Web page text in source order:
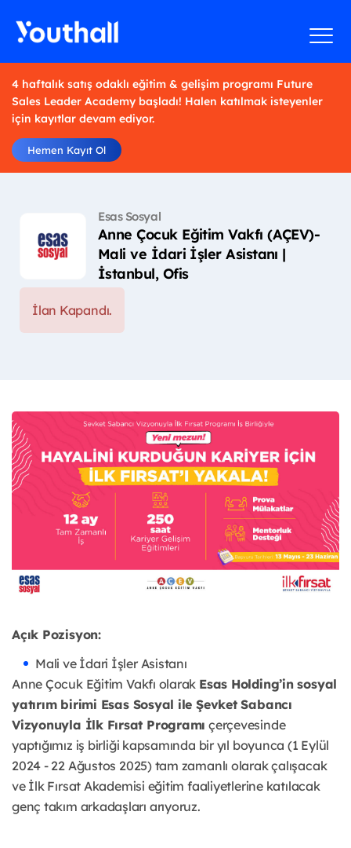
4 haftalık satış odaklı eğitim & gelişim programı Future
Sales Leader Academy başladı! Halen katılmak isteyenler
için kayıtlar devam ediyor.
Hemen Kayıt Ol
Esas Sosyal
Anne Çocuk Eğitim Vakfı (AÇEV)-
Mali ve İdari İşler Asistanı |
İstanbul, Ofis
İlan Kapandı.
Açık Pozisyon:
Mali ve İdari İşler Asistanı
Anne Çocuk Eğitim Vakfı olarak Esas Holding’in sosyal
yatırım birimi Esas Sosyal ile Şevket Sabancı
Vizyonuyla İlk Fırsat Programı çerçevesinde
yaptığımız iş birliği kapsamında bir yıl boyunca (1 Eylül
2024 - 22 Ağustos 2025) tam zamanlı olarak çalışacak
ve İlk Fırsat Akademisi eğitim faaliyetlerine katılacak
genç takım arkadaşları arıyoruz.